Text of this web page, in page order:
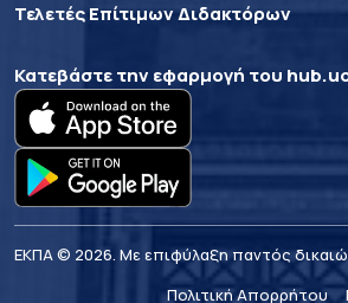
Τελετές Επίτιμων Διδακτόρων
Κατεβάστε την εφαρμογή του
ΕΚΠΑ © 2026. Με επιφύλαξη παντός
Πολιτική Απορρήτου